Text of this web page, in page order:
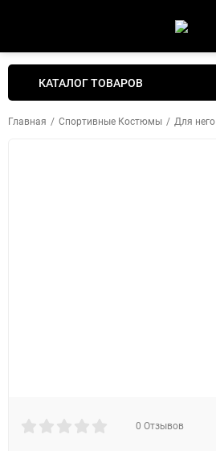
КАТАЛОГ ТОВАРОВ
Главная / Спортивные Костюмы / Для него
0 Отзывов